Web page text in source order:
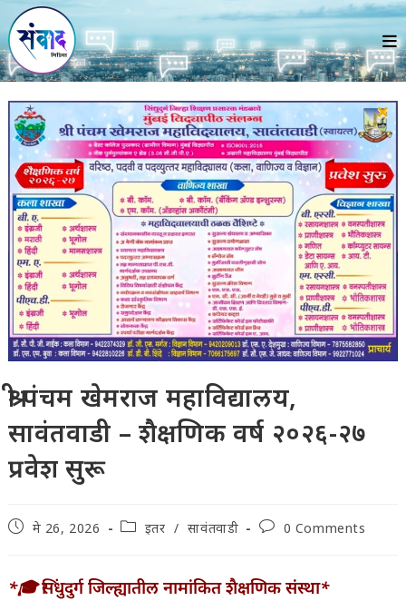
Skip
to
content
श्री पंचम खेमराज महाविद्यालय,
सावंतवाडी – शैक्षणिक वर्ष २०२६-२७
प्रवेश सुरू
Postमे 26, 2026
Postइतर / सावंतवाडी
Post0 Comments
*🎓 सिंधुदुर्ग जिल्ह्यातील नामांकित शैक्षणिक संस्था*